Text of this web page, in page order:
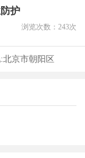
护
浏览次数： 243次
北京市朝阳区